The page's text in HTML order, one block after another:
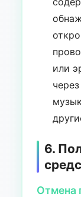
или
6.
Отмена